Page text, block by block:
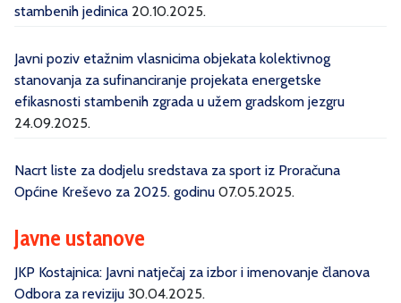
stambenih jedinica 20.10.2025.
Javni poziv etažnim vlasnicima objekata kolektivnog
stanovanja za sufinanciranje projekata energetske
efikasnosti stambenih zgrada u užem gradskom jezgru
24.09.2025.
Nacrt liste za dodjelu sredstava za sport iz Proračuna
Općine Kreševo za 2025. godinu 07.05.2025.
Javne ustanove
JKP Kostajnica: Javni natječaj za izbor i imenovanje članova
Odbora za reviziju 30.04.2025.